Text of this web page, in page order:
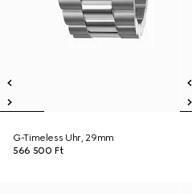
G-Timeless Uhr, 29mm
566 500 Ft